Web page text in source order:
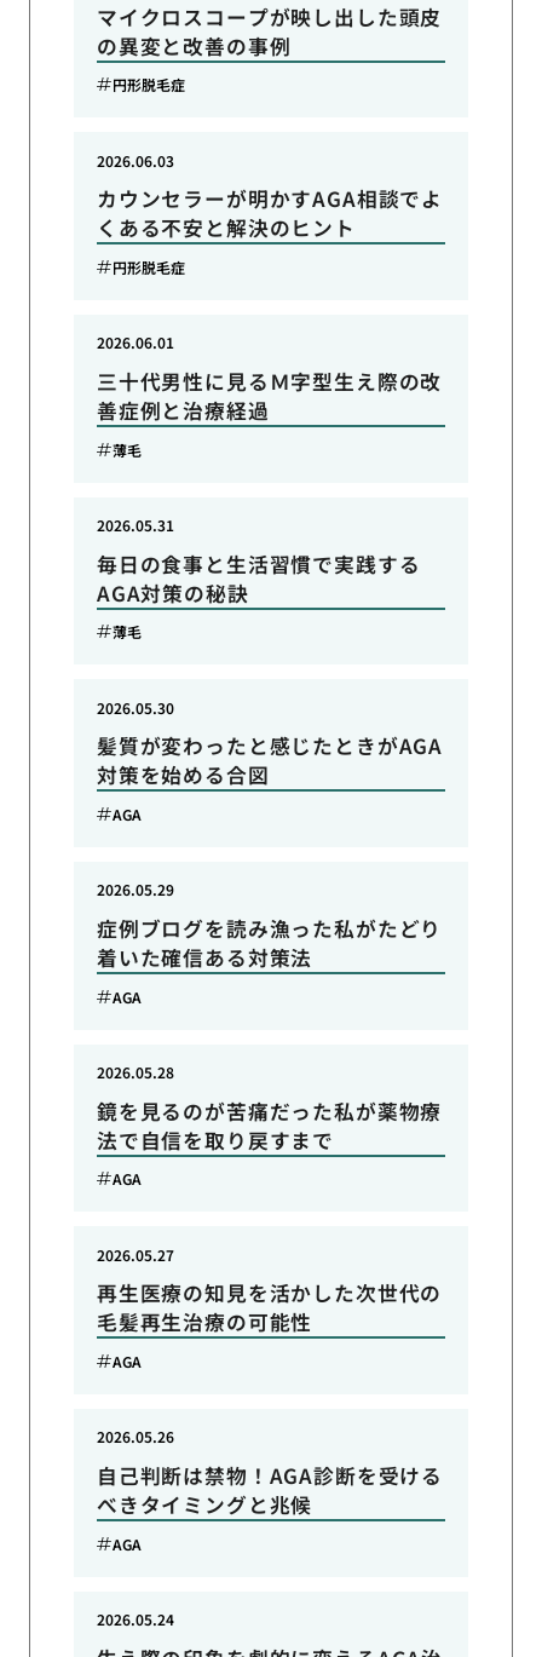
マイクロスコープが映し出した頭皮
の異変と改善の事例
円形脱毛症
カウンセラーが明かすAGA相談でよ
くある不安と解決のヒント
2026.06.03
円形脱毛症
三十代男性に見るＭ字型生え際の改
善症例と治療経過
2026.06.01
薄毛
毎日の食事と生活習慣で実践する
AGA対策の秘訣
2026.05.31
薄毛
髪質が変わったと感じたときがAGA
対策を始める合図
2026.05.30
AGA
症例ブログを読み漁った私がたどり
着いた確信ある対策法
2026.05.29
AGA
鏡を見るのが苦痛だった私が薬物療
法で自信を取り戻すまで
2026.05.28
AGA
再生医療の知見を活かした次世代の
毛髪再生治療の可能性
2026.05.27
AGA
自己判断は禁物！AGA診断を受ける
べきタイミングと兆候
2026.05.26
AGA
2026.05.24